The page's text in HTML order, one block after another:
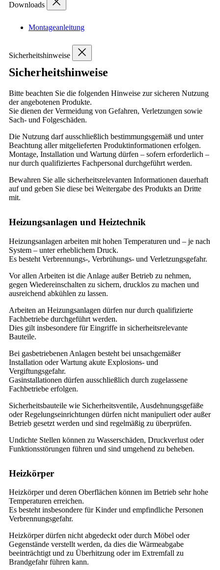
Downloads
Montageanleitung
Sicherheitshinweise
Sicherheitshinweise
Bitte beachten Sie die folgenden Hinweise zur sicheren Nutzung
der angebotenen Produkte.
Sie dienen der Vermeidung von Gefahren, Verletzungen sowie
Sach- und Folgeschäden.
Die Nutzung darf ausschließlich bestimmungsgemäß und unter
Beachtung aller mitgelieferten Produktinformationen erfolgen.
Montage, Installation und Wartung dürfen – sofern erforderlich –
nur durch qualifiziertes Fachpersonal durchgeführt werden.
Bewahren Sie alle sicherheitsrelevanten Informationen dauerhaft
auf und geben Sie diese bei Weitergabe des Produkts an Dritte
mit.
Heizungsanlagen und Heiztechnik
Heizungsanlagen arbeiten mit hohen Temperaturen und – je nach
System – unter erheblichem Druck.
Es besteht Verbrennungs-, Verbrühungs- und Verletzungsgefahr.
Vor allen Arbeiten ist die Anlage außer Betrieb zu nehmen,
gegen Wiedereinschalten zu sichern, drucklos zu machen und
ausreichend abkühlen zu lassen.
Arbeiten an Heizungsanlagen dürfen nur durch qualifizierte
Fachbetriebe durchgeführt werden.
Dies gilt insbesondere für Eingriffe in sicherheitsrelevante
Bauteile.
Bei gasbetriebenen Anlagen besteht bei unsachgemäßer
Installation oder Wartung akute Explosions- und
Vergiftungsgefahr.
Gasinstallationen dürfen ausschließlich durch zugelassene
Fachbetriebe erfolgen.
Sicherheitsbauteile wie Sicherheitsventile, Ausdehnungsgefäße
oder Regelungseinrichtungen dürfen nicht manipuliert oder außer
Betrieb gesetzt werden und sind regelmäßig zu überprüfen.
Undichte Stellen können zu Wasserschäden, Druckverlust oder
Funktionsstörungen führen und sind umgehend zu beheben.
Heizkörper
Heizkörper und deren Oberflächen können im Betrieb sehr hohe
Temperaturen erreichen.
Es besteht insbesondere für Kinder und empfindliche Personen
Verbrennungsgefahr.
Heizkörper dürfen nicht abgedeckt oder durch Möbel oder
Gegenstände verstellt werden, da dies die Wärmeabgabe
beeinträchtigt und zu Überhitzung oder im Extremfall zu
Brandgefahr führen kann.